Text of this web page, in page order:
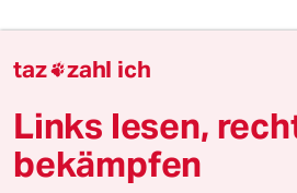
H Heinz68
Eine interessante
Eurokrise, ihrer
ihrer politischen Folgen
taz zahl ich
Links lesen,
bekämpfen